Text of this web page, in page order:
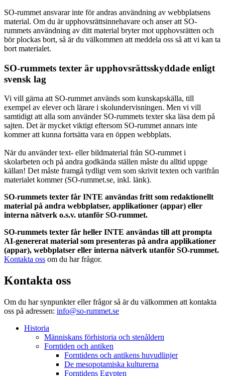
SO-rummet ansvarar inte för andras användning av webbplatsens
material. Om du är upphovsrättsinnehavare och anser att SO-
rummets användning av ditt material bryter mot upphovsrätten och
bör plockas bort, så är du välkommen att meddela oss så att vi kan ta
bort materialet.
SO-rummets texter är upphovsrättsskyddade enligt
svensk lag
Vi vill gärna att SO-rummet används som kunskapskälla, till
exempel av elever och lärare i skolundervisningen. Men vi vill
samtidigt att alla som använder SO-rummets texter ska läsa dem på
sajten. Det är mycket viktigt eftersom SO-rummet annars inte
kommer att kunna fortsätta vara en öppen webbplats.
När du använder text- eller bildmaterial från SO-rummet i
skolarbeten och på andra godkända ställen måste du alltid uppge
källan! Det måste framgå tydligt vem som skrivit texten och varifrån
materialet kommer (SO-rummet.se, inkl. länk).
SO-rummets texter får INTE användas fritt som redaktionellt
material på andra webbplatser, applikationer (appar) eller
interna nätverk o.s.v. utanför SO-rummet.
SO-rummets texter får heller INTE användas till att prompta
AI-genererat material som presenteras på andra applikationer
(appar), webbplatser eller interna nätverk utanför SO-rummet.
Kontakta oss om du har frågor.
Kontakta oss
Om du har synpunkter eller frågor så är du välkommen att kontakta
oss på adressen: info@so-rummet.se
Historia
Människans förhistoria och stenåldern
Forntiden och antiken
Forntidens och antikens huvudlinjer
De mesopotamiska kulturerna
Forntidens Egypten